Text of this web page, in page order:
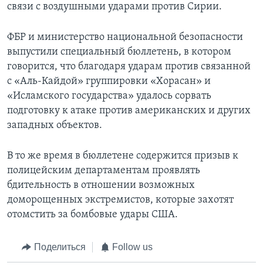
связи с воздушными ударами против Сирии.
ФБР и министерство национальной безопасности
выпустили специальный бюллетень, в котором
говорится, что благодаря ударам против связанной
с «Аль-Кайдой» группировки «Хорасан» и
«Исламского государства» удалось сорвать
подготовку к атаке против американских и других
западных объектов.
В то же время в бюллетене содержится призыв к
полицейским департаментам проявлять
бдительность в отношении возможных
доморощенных экстремистов, которые захотят
отомстить за бомбовые удары США.
Поделиться Follow us